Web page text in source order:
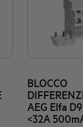
BLOCCO
AEG Elfa
<32A